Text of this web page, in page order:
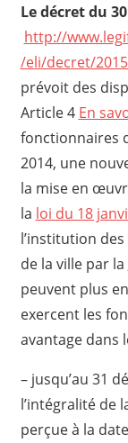
Le décret du
http://
/eli/decret/
prévoit des
Article 4 En
fonctionnaires
2014, une
la mise en
la loi du 18
l’institution
de la ville par la
peuvent plus
exercent les
avantage dans
– jusqu’au 31
l’intégralité de
perçue à la